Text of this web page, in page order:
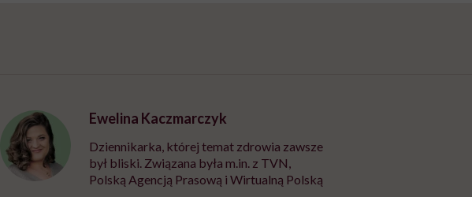
Ewelina Kaczmarczyk
Dziennikarka, której temat zdrowia zawsze
był bliski. Związana była m.in. z TVN,
Polską Agencją Prasową i Wirtualną Polską